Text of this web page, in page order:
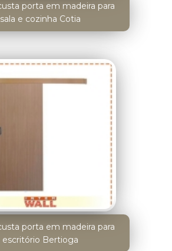
porta em madeira para
sala e cozinha Cotia
porta em madeira para
escritório Bertioga